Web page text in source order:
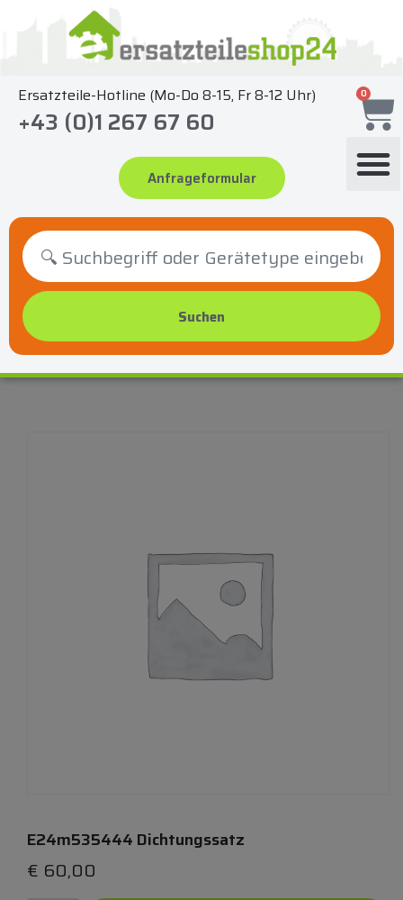
springen
Ersatzteile-Hotline (Mo-Do 8-15, Fr 8-12 Uhr)
+43 (0)1 267 67 60
Anfrageformular
0
E24m535444 Dichtungssatz
€ 60,00